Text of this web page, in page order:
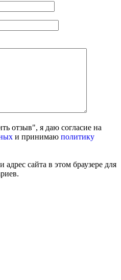
отзыв", я даю согласие на
и принимаю политику
сайта в этом браузере для